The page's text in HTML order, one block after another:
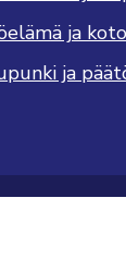
ja
ja